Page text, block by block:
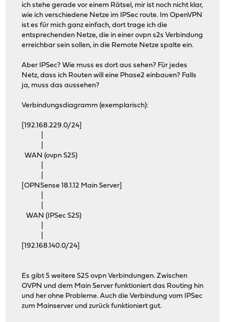
ich stehe gerade vor einem Rätsel, mir ist noch nicht klar,
wie ich verschiedene Netze im IPSec route. Im OpenVPN
ist es für mich ganz einfach, dort trage ich die
entsprechenden Netze, die in einer ovpn s2s Verbindung
erreichbar sein sollen, in die Remote Netze spalte ein.
Aber IPSec? Wie muss es dort aus sehen? Für jedes
Netz, dass ich Routen will eine Phase2 einbauen? Falls
ja, muss das aussehen?
Verbindungsdiagramm (exemplarisch):
[192.168.229.0/24]
WAN (ovpn S2S)
[OPNSense 18.1.12 Main Server]
WAN (IPSec S2S)
[192.168.140.0/24]
Es gibt 5 weitere S2S ovpn Verbindungen. Zwischen
OVPN und dem Main Server funktioniert das Routing hin
und her ohne Probleme. Auch die Verbindung vom IPSec
zum Mainserver und zurück funktioniert gut.